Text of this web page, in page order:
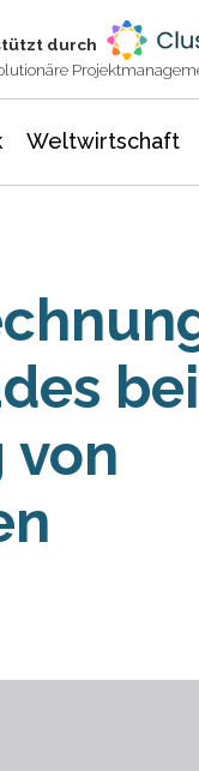
durch
Weltwirtschaft
von